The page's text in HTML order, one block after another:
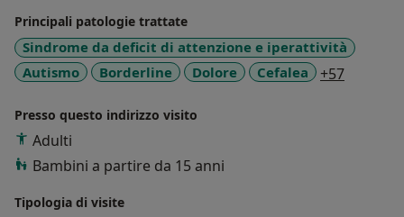
Principali patologie trattate
Sindrome da deficit di attenzione e iperattività
Autismo
Borderline Dolore Cefalea +57
Presso questo indirizzo visito
Adulti
Bambini a partire da 15 anni
Tipologia di visite